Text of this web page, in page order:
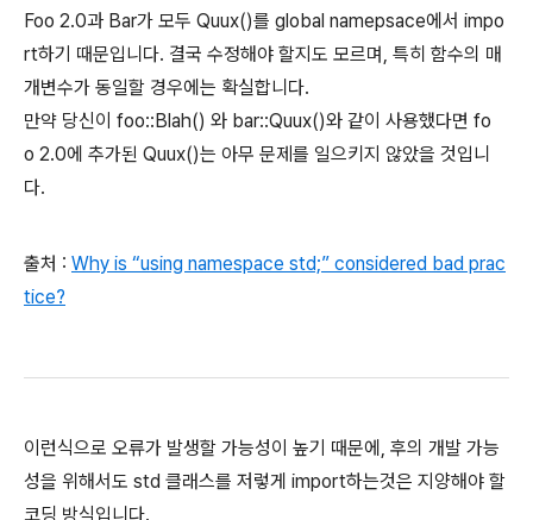
Foo 2.0과 Bar가 모두 Quux()를 global namepsace에서 impo
rt하기 때문입니다. 결국 수정해야 할지도 모르며, 특히 함수의 매
개변수가 동일할 경우에는 확실합니다.
만약 당신이 foo::Blah() 와 bar::Quux()와 같이 사용했다면 fo
o 2.0에 추가된 Quux()는 아무 문제를 일으키지 않았을 것입니
다.
출처 : Why is “using namespace std;” considered bad prac
tice?
이런식으로 오류가 발생할 가능성이 높기 때문에, 후의 개발 가능
성을 위해서도 std 클래스를 저렇게 import하는것은 지양해야 할
코딩 방식입니다.